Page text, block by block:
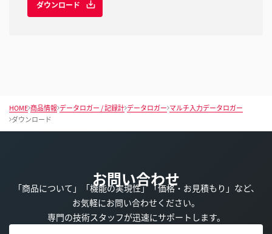
ダウンロード
HOME 商品情報 データロガー / 記録計 データロガー マルチ入力データロガー
ダウンロード
お問い合わせ
「商品について」「機能の実現性」「価格・お見積もり」など、
お気軽にお問い合わせください。
専門の技術スタッフが迅速にサポートします。